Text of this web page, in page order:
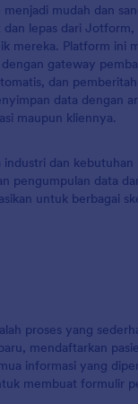
mudah dan
lepas dari
Platform ini
gateway
dan
data dengan
maupun kliennya.
dan kebutuhan
pengumpulan data
untuk berbagai
proses yang
mendaftarkan
informasi yang
membuat formulir